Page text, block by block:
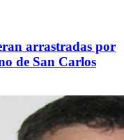
arrastradas por
de San Carlos